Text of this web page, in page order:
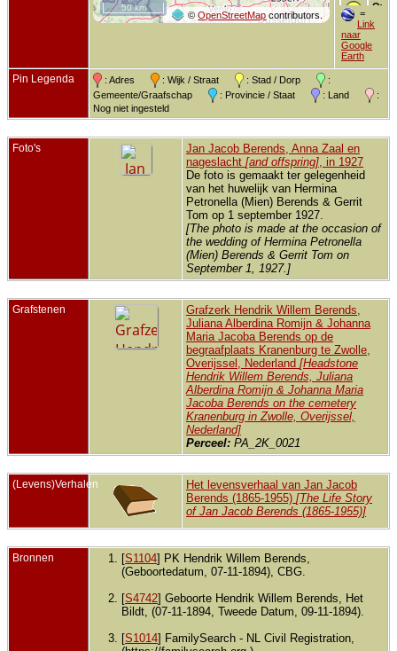
©OpenStreetMapcontributors.
50 km
=
Link
naar
Google
Earth
Pin Legenda : Adres : Wijk / Straat : Stad / Dorp
:
Gemeente/Graafschap
: Provincie / Staat : Land
:
Nog niet ingesteld
Foto's
Jan Jacob Berends, Anna Zaal en
nageslacht [and offspring], in 1927
De foto is gemaakt ter gelegenheid
van het huwelijk van Hermina
Petronella (Mien) Berends & Gerrit
Tom op 1 september 1927.
[The photo is made at the occasion of
the wedding of Hermina Petronella
(Mien) Berends & Gerrit Tom on
September 1, 1927.]
Grafstenen
Grafzerk Hendrik Willem Berends,
Juliana Alberdina Romijn & Johanna
Maria Jacoba Berends op de
begraafplaats Kranenburg te Zwolle,
Overijssel, Nederland [Headstone
Hendrik Willem Berends, Juliana
Alberdina Romijn & Johanna Maria
Jacoba Berends on the cemetery
Kranenburg in Zwolle, Overijssel,
Nederland]
Perceel: PA_2K_0021
(Levens)Verhalen
Het levensverhaal van Jan Jacob
Berends (1865-1955) [The Life Story
of Jan Jacob Berends (1865-1955)]
Bronnen [S1104] PK Hendrik Willem Berends,
(Geboortedatum, 07-11-1894), CBG.
[S4742] Geboorte Hendrik Willem Berends, Het
Bildt, (07-11-1894, Tweede Datum, 09-11-1894).
[S1014] FamilySearch - NL Civil Registration,